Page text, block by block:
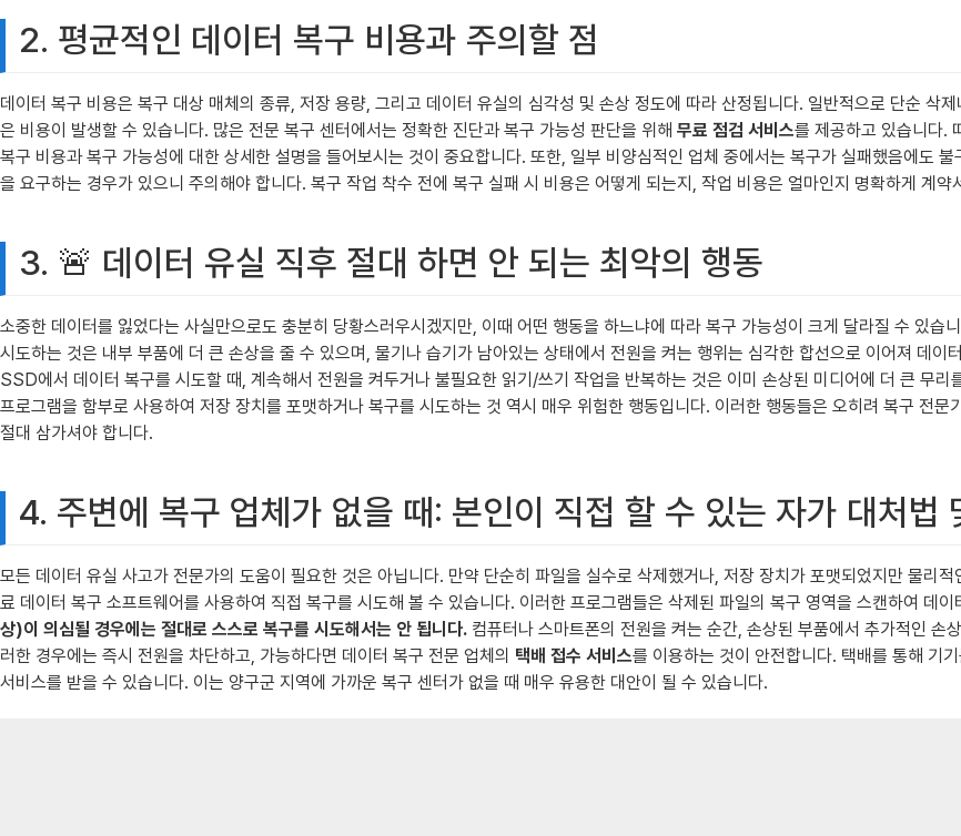
2. 평균적인 데이터 복구 비용과 주의할 점
데이터 복구 비용은 복구 대상 매체의 종류, 저장 용량, 그리고 데이터 유실의 심각성 및 손상 정도에 따라 산정됩니다. 일반적으로 단순 삭
은 비용이 발생할 수 있습니다. 많은 전문 복구 센터에서는 정확한 진단과 복구 가능성 판단을 위해 무료 점검 서비스를 제공하고 있습니다.
복구 비용과 복구 가능성에 대한 상세한 설명을 들어보시는 것이 중요합니다. 또한, 일부 비양심적인 업체 중에서는 복구가 실패했음에도
을 요구하는 경우가 있으니 주의해야 합니다. 복구 작업 착수 전에 복구 실패 시 비용은 어떻게 되는지, 작업 비용은 얼마인지 명확하게 계
3. 🚨 데이터 유실 직후 절대 하면 안 되는 최악의 행동
소중한 데이터를 잃었다는 사실만으로도 충분히 당황스러우시겠지만, 이때 어떤 행동을 하느냐에 따라 복구 가능성이 크게 달라질 수 있
시도하는 것은 내부 부품에 더 큰 손상을 줄 수 있으며, 물기나 습기가 남아있는 상태에서 전원을 켜는 행위는 심각한 합선으로 이어져 데
SSD에서 데이터 복구를 시도할 때, 계속해서 전원을 켜두거나 불필요한 읽기/쓰기 작업을 반복하는 것은 이미 손상된 미디어에 더 큰 무
프로그램을 함부로 사용하여 저장 장치를 포맷하거나 복구를 시도하는 것 역시 매우 위험한 행동입니다. 이러한 행동들은 오히려 복구 전
절대 삼가셔야 합니다.
4. 주변에 복구 업체가 없을 때: 본인이 직접 할 수 있는 자가 대처법
모든 데이터 유실 사고가 전문가의 도움이 필요한 것은 아닙니다. 만약 단순히 파일을 실수로 삭제했거나, 저장 장치가 포맷되었지만 물
료 데이터 복구 소프트웨어를 사용하여 직접 복구를 시도해 볼 수 있습니다. 이러한 프로그램들은 삭제된 파일의 복구 영역을 스캔하여 데이
상)이 의심될 경우에는 절대로 스스로 복구를 시도해서는 안 됩니다. 컴퓨터나 스마트폰의 전원을 켜는 순간, 손상된 부품에서 추가적인 손
러한 경우에는 즉시 전원을 차단하고, 가능하다면 데이터 복구 전문 업체의 택배 접수 서비스를 이용하는 것이 안전합니다. 택배를 통해 기
서비스를 받을 수 있습니다. 이는 양구군 지역에 가까운 복구 센터가 없을 때 매우 유용한 대안이 될 수 있습니다.